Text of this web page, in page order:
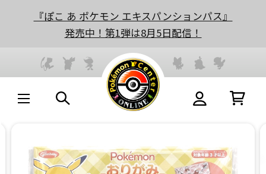
『ぽこ あ ポケモン エキスパンションパス』
発売中！第1弾は8月5日配信！